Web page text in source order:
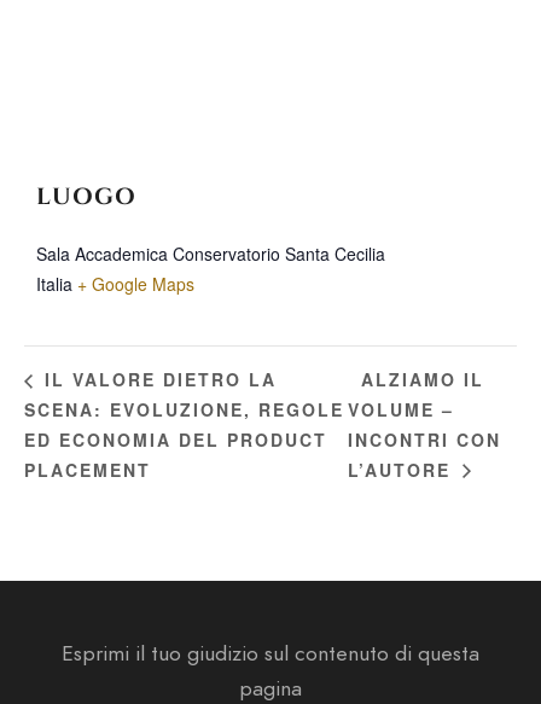
LUOGO
Sala Accademica Conservatorio Santa Cecilia
Italia + Google Maps
IL VALORE DIETRO LA
SCENA: EVOLUZIONE, REGOLE
ED ECONOMIA DEL PRODUCT
PLACEMENT
ALZIAMO IL
VOLUME –
INCONTRI CON
L’AUTORE
Esprimi il tuo giudizio sul contenuto di questa
pagina